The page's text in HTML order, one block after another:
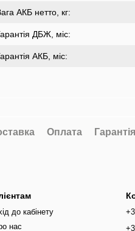
АКБ нетто, кг:
ДБЖ, міс:
АКБ, міс:
Оплата Гарантія
до кабінету
нас